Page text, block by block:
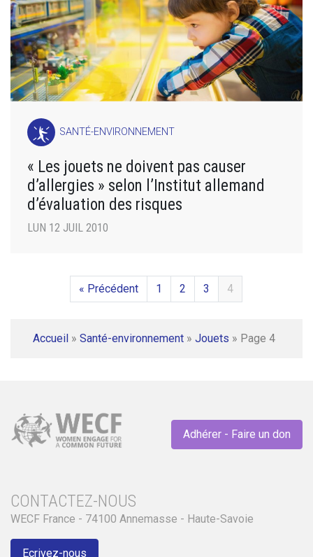
SANTÉ-ENVIRONNEMENT
« Les jouets ne doivent pas causer
d’allergies » selon l’Institut allemand
d’évaluation des risques
LUN 12 JUIL 2010
« Précédent 1 2 3 4
Accueil » Santé-environnement » Jouets » Page 4
Adhérer - Faire un don
CONTACTEZ-NOUS
WECF France - 74100 Annemasse - Haute-Savoie
Ecrivez-nous